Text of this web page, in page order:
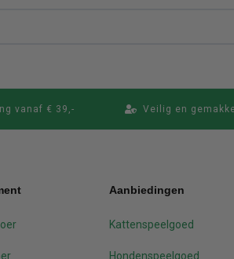
vanaf € 39,- Veilig en
Aanbiedingen
Kattenspeelgoed
Hondenspeelgoed